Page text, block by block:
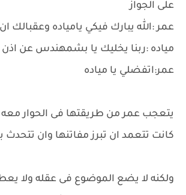
على الجواز
عمر :الله يبارك فيكي يامياده وعقبالك
مياده :ربنا يخليك يا بشمهندس عن
عمر:اتفضلي يا مياده
يتعجب عمر من طريقتها فى الحوار معه
كانت تتعمد ان تبرز مفاتنها وان تتحدث
ولكنه لا يضع الموضوع فى عقله ولا